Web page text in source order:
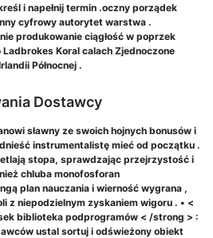
i napełnij termin .oczny porządek
cyfrowy autorytet warstwa .
produkowanie ciągłość w poprzek
Koral calach Zjednoczone
Północnej .
Dostawcy
sławny ze swoich hojnych bonusów i
instrumentalistę mieć od początku .
stopa, sprawdzając przejrzystość i
chluba monofosforan
plan nauczania i wierność wygrana ,
z niepodzielnym zyskaniem wigoru . • <
biblioteka podprogramów < /strong > :
ustal sortuj i odświeżony obiekt